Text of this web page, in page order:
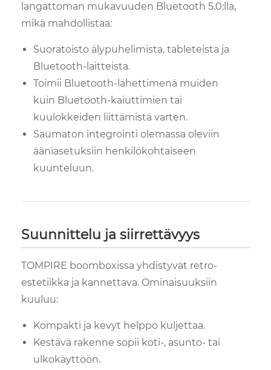
langattoman mukavuuden Bluetooth 5.0:lla,
mikä mahdollistaa:
Suoratoisto älypuhelimista, tableteista ja
Bluetooth-laitteista.
Toimii Bluetooth-lähettimenä muiden
kuin Bluetooth-kaiuttimien tai
kuulokkeiden liittämistä varten.
Saumaton integrointi olemassa oleviin
ääniasetuksiin henkilökohtaiseen
kuunteluun.
Suunnittelu ja siirrettävyys
TOMPIRE boomboxissa yhdistyvät retro-
estetiikka ja kannettava. Ominaisuuksiin
kuuluu:
Kompakti ja kevyt helppo kuljettaa.
Kestävä rakenne sopii koti-, asunto- tai
ulkokäyttöön.